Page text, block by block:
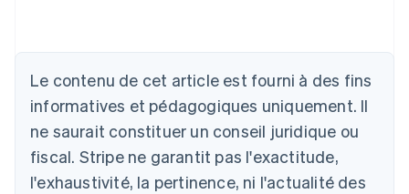
Le contenu de cet article est fourni à des fins
informatives et pédagogiques uniquement. Il
ne saurait constituer un conseil juridique ou
fiscal. Stripe ne garantit pas l'exactitude,
l'exhaustivité, la pertinence, ni l'actualité des
Allemagne
Deutsch English
Australie
English